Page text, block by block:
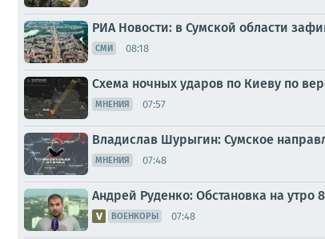
РИА Новости: в Сумской области
СМИ 08:18
Схема ночных ударов по Киеву по
МНЕНИЯ 07:57
Владислав Шурыгин: Сумское
МНЕНИЯ 07:48
Андрей Руденко: Обстановка на утро 8
ВОЕНКОРЫ 07:48